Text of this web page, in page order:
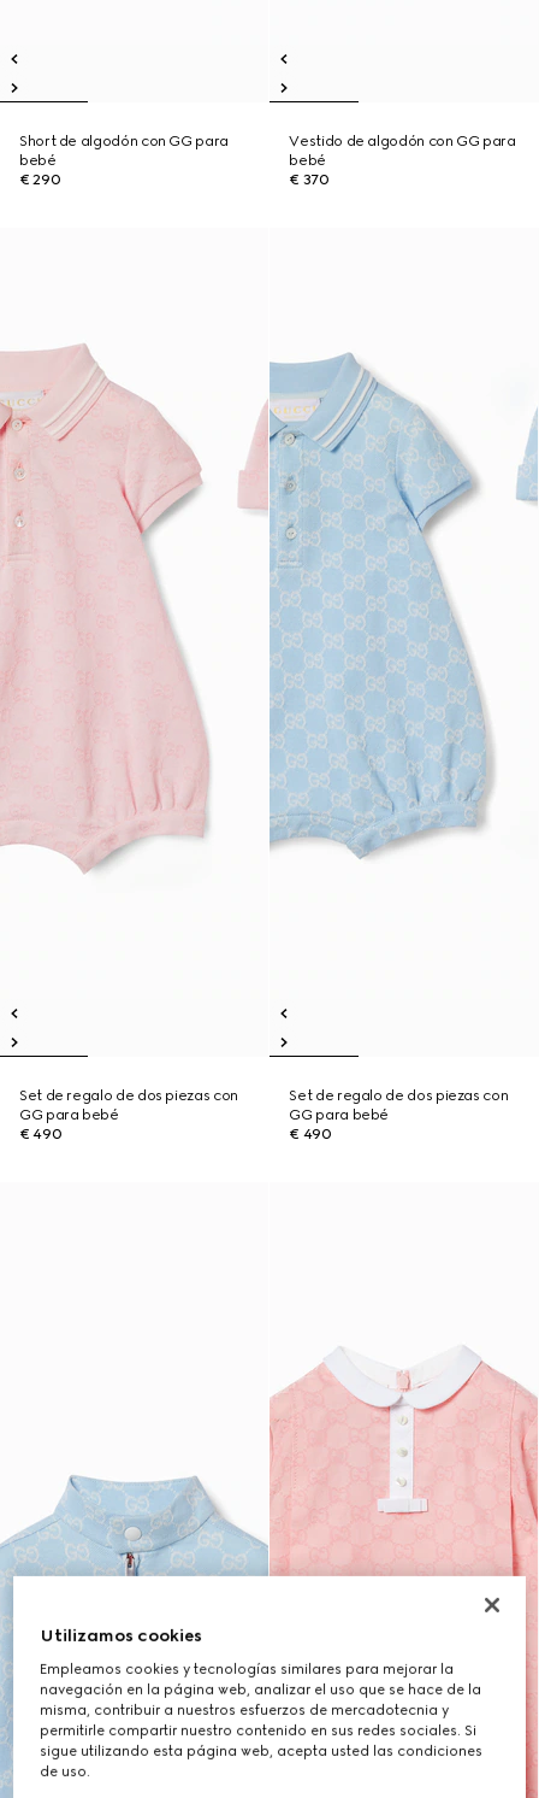
Short de algodón con GG para
bebé
€ 290
Vestido de algodón con GG para
bebé
€ 370
Set de regalo de dos piezas con
GG para bebé
€ 490
Set de regalo de dos piezas con
GG para bebé
€ 490
Utilizamos cookies
Empleamos cookies y tecnologías similares para mejorar la
navegación en la página web, analizar el uso que se hace de la
misma, contribuir a nuestros esfuerzos de mercadotecnia y
permitirle compartir nuestro contenido en sus redes sociales. Si
sigue utilizando esta página web, acepta usted las condiciones
de uso.